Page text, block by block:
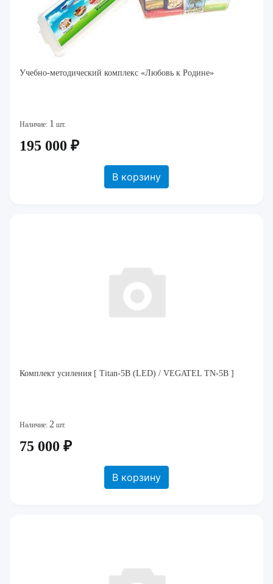
Учебно-методический комплекс «Любовь к Родине»
Наличие: 1 шт.
195 000 ₽
В корзину
Комплект усиления [ Titan-5B (LED) / VEGATEL TN-5B ]
Наличие: 2 шт.
75 000 ₽
В корзину